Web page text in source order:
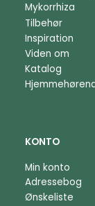
Mykorrhiza
Tilbehør
Inspiration
Viden om
Katalog
KONTO
Min konto
Adressebog
Ønskeliste